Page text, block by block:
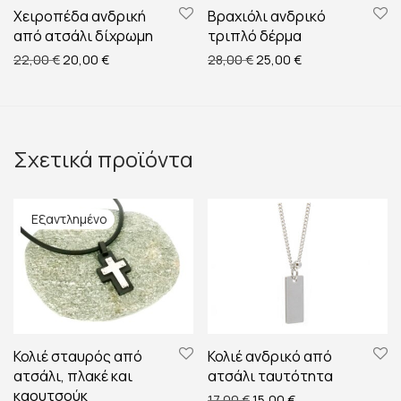
Χειροπέδα ανδρική
από ατσάλι δίχρωμη
22,00€ Original price was: 22,00 €.
20,00 €Η τρέχουσα τιμή είναι: 20,00 €.
Βραχιόλι ανδρικό
τριπλό δέρμα
28,00€ Original price was:
25,00 €Η τρέχουσα τιμή
Σχετικά προϊόντα
Κολιέ σταυρός από
ατσάλι, πλακέ και
καουτσούκ
Κολιέ ανδρικό από
ατσάλι ταυτότητα